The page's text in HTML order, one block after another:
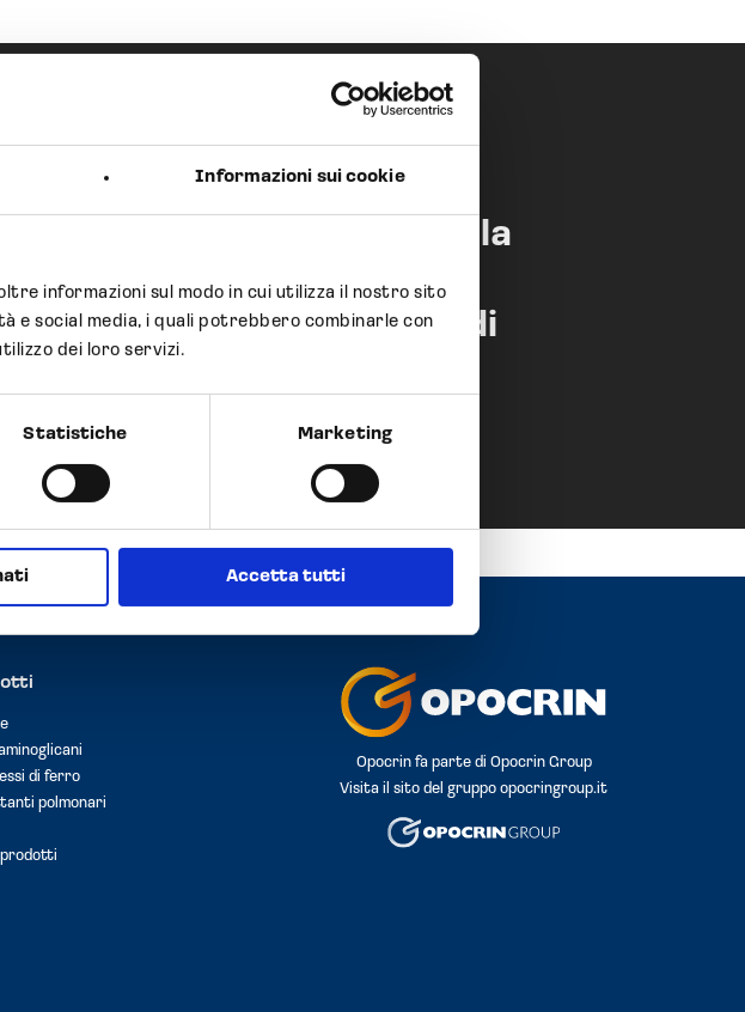
Informazioni sui cookie
informazioni sul modo in cui utilizza il nostro sito
e social media, i quali potrebbero combinarle con
dei loro servizi.
Statistiche Marketing
Accetta tutti
Next Post
Opocrin S.p.A. ottiene la
certificazione CE per i
presidi medici a base di
di ferro
polmonari
Opocrin fa parte di Opocrin Group
Visita il sito del gruppoopocringroup.it